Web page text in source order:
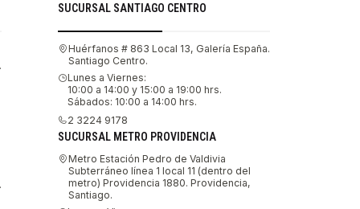
SUCURSAL SANTIAGO CENTRO
Huérfanos # 863 Local 13, Galería España.
Santiago Centro.
Lunes a Viernes:
10:00 a 14:00 y 15:00 a 19:00 hrs.
Sábados: 10:00 a 14:00 hrs.
2 3224 9178
SUCURSAL METRO PROVIDENCIA
Metro Estación Pedro de Valdivia
Subterráneo línea 1 local 11 (dentro del
metro) Providencia 1880. Providencia,
Santiago.